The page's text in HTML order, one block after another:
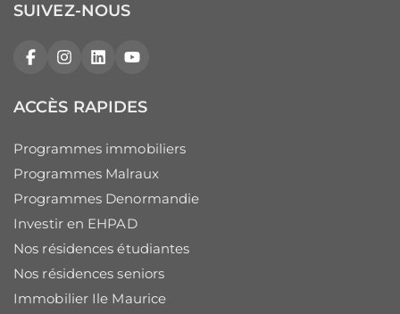
SUIVEZ-NOUS
FacebookInstagram
LinkedInYouTube
ACCÈS RAPIDES
Programmes immobiliers
Programmes Malraux
Programmes Denormandie
Investir en EHPAD
Nos résidences étudiantes
Nos résidences seniors
Immobilier Ile Maurice